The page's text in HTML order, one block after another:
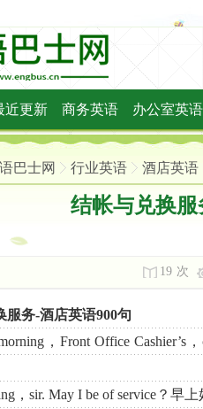
近更新 商务英语 办公室英语
巴士网 行业英语 酒店英语
结帐与兑换服
19 次
服务-酒店英语900句
，Front Office
，sir. May I be of service？早